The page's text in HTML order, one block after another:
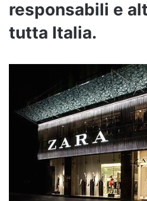
responsabili e
tutta Italia.